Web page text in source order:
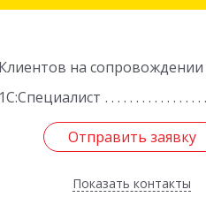
Клиентов на сопровождении
1С:Специалист
Отправить заявку
Показать контакты
Отправить заявку
Назад